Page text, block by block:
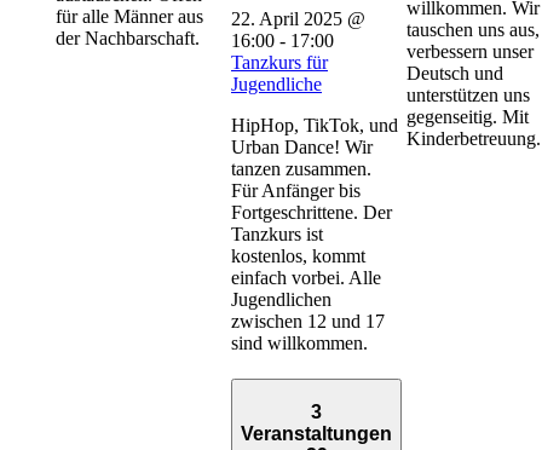
für alle Männer aus
der Nachbarschaft.
22. April 2025 @
16:00 - 17:00
Tanzkurs für
Jugendliche
HipHop, TikTok, und
Urban Dance! Wir
tanzen zusammen.
Für Anfänger bis
Fortgeschrittene. Der
Tanzkurs ist
kostenlos, kommt
einfach vorbei. Alle
Jugendlichen
zwischen 12 und 17
sind willkommen.
willkommen. Wir
tauschen uns aus,
verbessern unser
Deutsch und
unterstützen uns
gegenseitig. Mit
Kinderbetreuung.
3
Veranstaltungen